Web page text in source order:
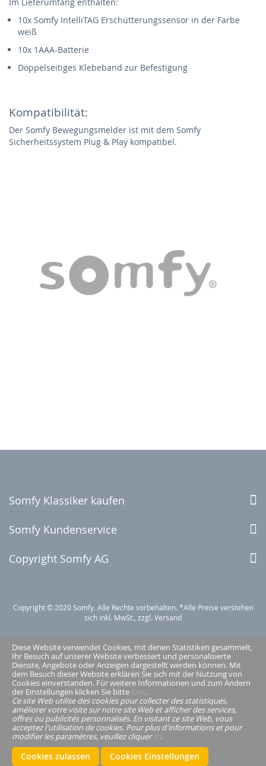
10x Somfy IntelliTAG Erschütterungssensor in der Farbe
weiß
10x 1AAA-Batterie
Doppelseitiges Klebeband zur Befestigung
Kompatibilität:
Der Somfy Bewegungsmelder ist mit dem Somfy
Sicherheitssystem Plug & Play kompatibel.
Somfy Klassiker kaufen
Somfy Kundenservice
Copyright Somfy AG
Copyright © 2020 Somfy. Alle Rechte vorbehalten. *Alle Preise verstehen
sich inkl. MwSt., zzgl. Versand
Diese Website verwendet Cookies, mit denen Statistiken gesammelt,
Ihr Besuch auf unserer Website verbessert und personalisierte
Dienste, Angebote oder Anzeigen dargestellt werden können. Mit
dem Besuch dieser Website erklären Sie sich mit der Nutzung von
Cookies einverstanden. Für weitere Informationen und zum Ändern
der Einstellungen klicken Sie bitte hier .
Ce site Web utilise des cookies pour collecter des statistiques,
améliorer votre visite sur notre site Web et afficher des services,
offres ou publicités personnalisés. En visitant ce site Web, vous
acceptez l'utilisation de cookies. Pour plus d'informations et pour
modifier les paramètres, veuillez cliquerici.
Cookies zulassen Cookies Einstellungen